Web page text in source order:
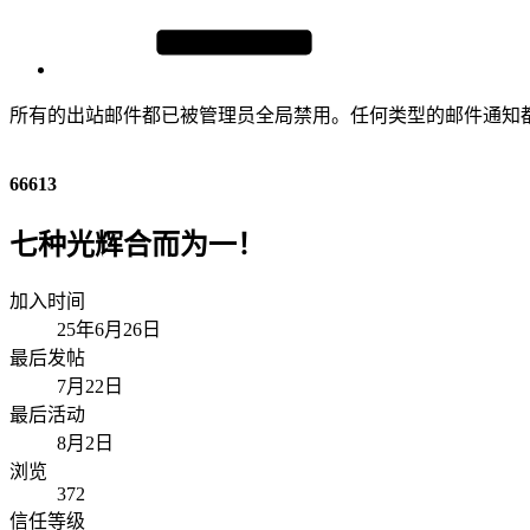
所有的出站邮件都已被管理员全局禁用。任何类型的邮件通知
66613
七种光辉合而为一！
加入时间
25年6月26日
最后发帖
7月22日
最后活动
8月2日
浏览
372
信任等级